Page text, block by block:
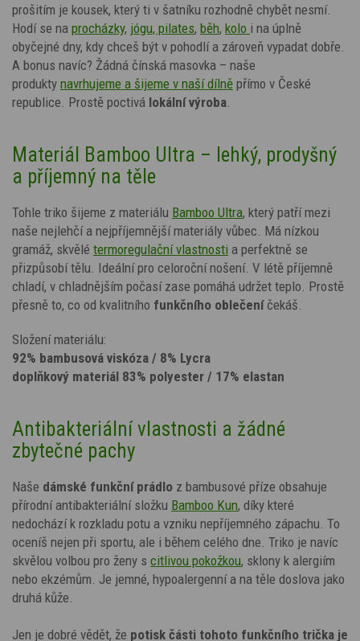
prošitím je kousek, který ti v šatníku rozhodně chybět nesmí.
Hodí se na procházky, jógu, pilates, běh, kolo i na úplně
obyčejné dny, kdy chceš být v pohodlí a zároveň vypadat dobře.
A bonus navíc? Žádná čínská masovka – naše
produkty navrhujeme a šijeme v naší dílně přímo v České
republice. Prostě poctivá lokální výroba
Materiál Bamboo Ultra – lehký, prodyšný
a příjemný na těle
Tohle triko šijeme z materiálu Bamboo Ultra, který patří mezi
naše nejlehčí a nejpříjemnější materiály vůbec. Má nízkou
gramáž, skvělé termoregulační vlastnosti a perfektně se
přizpůsobí tělu. Ideální pro celoroční nošení. V létě příjemně
chladí, v chladnějším počasí zase pomáhá udržet teplo. Prostě
přesně to, co od kvalitního funkčního oblečení čekáš.
Složení materiálu:
92% bambusová viskóza / 8% Lycra
doplňkový materiál 83% polyester / 17% elastan
Antibakteriální vlastnosti a žádné
zbytečné pachy
Naše dámské funkční prádlo z bambusové příze obsahuje
přírodní antibakteriální složku Bamboo Kun, díky které
nedochází k rozkladu potu a vzniku nepříjemného zápachu. To
oceníš nejen při sportu, ale i během celého dne. Triko je navíc
skvělou volbou pro ženy s citlivou pokožkou, sklony k alergiím
nebo ekzémům. Je jemné, hypoalergenní a na těle doslova jako
druhá kůže.
Jen je dobré vědět, že potisk části tohoto funkčního trička je